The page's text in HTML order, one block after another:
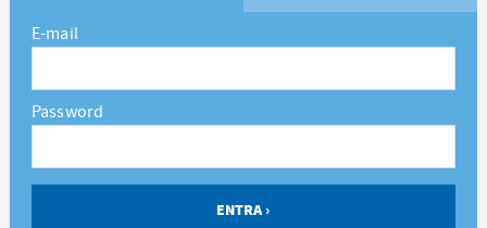
E-mail
Password